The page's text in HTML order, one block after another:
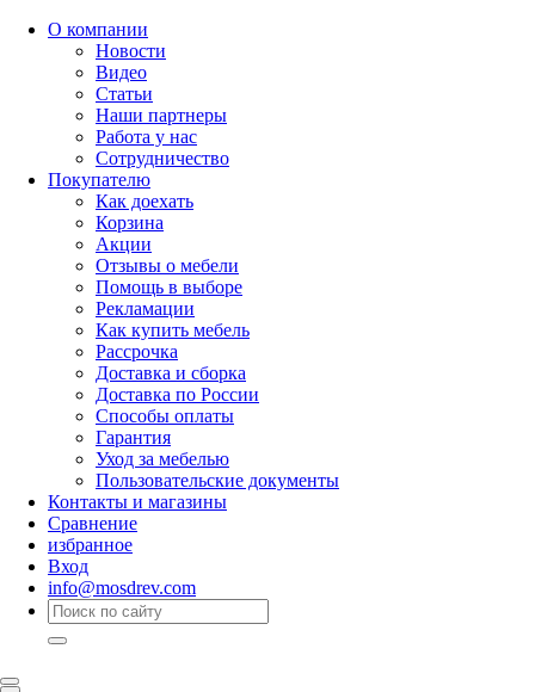
О компании
Новости
Видео
Статьи
Наши партнеры
Работа у нас
Сотрудничество
Покупателю
Как доехать
Корзина
Акции
Отзывы о мебели
Помощь в выборе
Рекламации
Как купить мебель
Рассрочка
Доставка и сборка
Доставка по России
Способы оплаты
Гарантия
Уход за мебелью
Пользовательские документы
Контакты и магазины
Сравнение
избранное
Вход
info@mosdrev.com